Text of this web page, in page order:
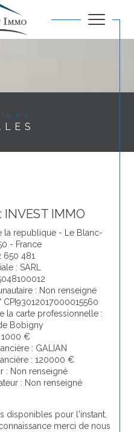
IMMO
la republique - Le Blanc-
- France
650 481
: SARL
: Non renseigné
la carte professionnelle :
Bobigny
1000 €
: GALIAN
: 120000 €
: Non renseigné
: Non renseigné
disponibles pour l'instant,
merci de nous